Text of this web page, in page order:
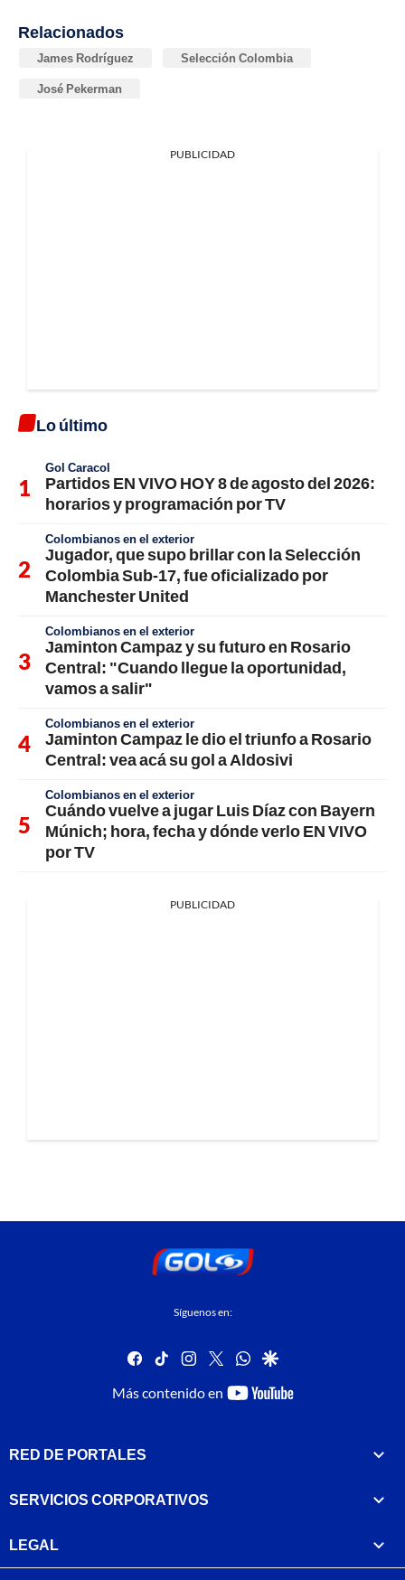
Relacionados
James Rodríguez Selección Colombia
José Pekerman
PUBLICIDAD
Lo último
Gol Caracol
Partidos EN VIVO HOY 8 de agosto del 2026:
horarios y programación por TV
Colombianos en el exterior
Jugador, que supo brillar con la Selección
Colombia Sub-17, fue oficializado por
Manchester United
Colombianos en el exterior
Jaminton Campaz y su futuro en Rosario
Central: "Cuando llegue la oportunidad,
vamos a salir"
Colombianos en el exterior
Jaminton Campaz le dio el triunfo a Rosario
Central: vea acá su gol a Aldosivi
Colombianos en el exterior
Cuándo vuelve a jugar Luis Díaz con Bayern
Múnich; hora, fecha y dónde verlo EN VIVO
por TV
PUBLICIDAD
Síguenos en:
facebook
tiktok instagram
twitterwhatsapp
google
Más contenido en
youtube-
RED DE PORTALES
SERVICIOS CORPORATIVOS
LEGAL